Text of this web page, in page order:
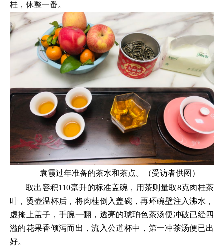
桂，休整一番。
袁霞过年准备的茶水和茶点。（受访者供图）
取出容积110毫升的标准盖碗，用茶则量取8克肉桂茶
叶，烫壶温杯后，将肉桂倒入盖碗，再环碗壁注入沸水，
虚掩上盖子，手腕一翻，透亮的琥珀色茶汤便冲破已经四
溢的花果香倾泻而出，流入公道杯中，第一冲茶汤便已出
好。